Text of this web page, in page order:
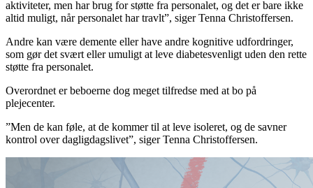
aktiviteter, men har brug for støtte fra personalet, og det er bare ikke
altid muligt, når personalet har travlt”, siger Tenna Christoffersen.
Andre kan være demente eller have andre kognitive udfordringer,
som gør det svært eller umuligt at leve diabetesvenligt uden den rette
støtte fra personalet.
Overordnet er beboerne dog meget tilfredse med at bo på
plejecenter.
”Men de kan føle, at de kommer til at leve isoleret, og de savner
kontrol over dagligdagslivet”, siger Tenna Christoffersen.